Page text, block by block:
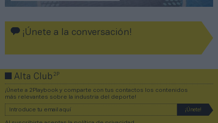
¡Únete a la conversación!
Alta Club2P
¡Únete a 2Playbook y comparte con tus contactos los contenidos
más relevantes sobre la industria del deporte!